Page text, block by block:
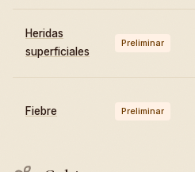
Heridas
superficiales
Preliminar
Fiebre Preliminar